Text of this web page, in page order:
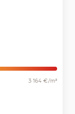
3 164 €/m²